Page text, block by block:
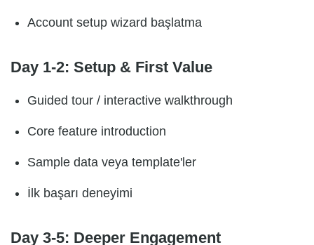
Account setup wizard başlatma
Day 1-2: Setup & First Value
Guided tour / interactive walkthrough
Core feature introduction
Sample data veya template'ler
İlk başarı deneyimi
Day 3-5: Deeper Engagement